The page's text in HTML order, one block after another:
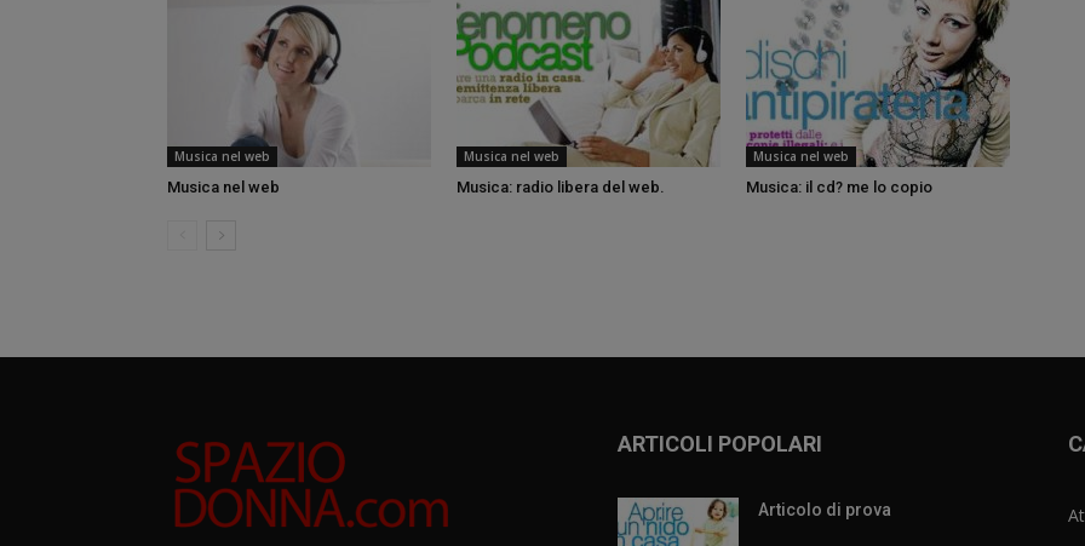
Musica nel web
Musica nel web
Musica nel web
Musica: radio libera del web.
Musica nel web
Musica: il cd? me lo copio
ARTICOLI POPOLARI
Articolo di prova